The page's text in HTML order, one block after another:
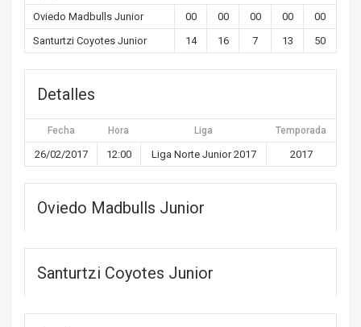
Oviedo Madbulls Junior 00 00 00 00
00
Santurtzi Coyotes Junior
14 16 7 13 50
Detalles
Fecha Hora Liga Temporada
26/02/2017 12:00 Liga Norte Junior 2017 2017
Oviedo Madbulls Junior
Santurtzi Coyotes Junior